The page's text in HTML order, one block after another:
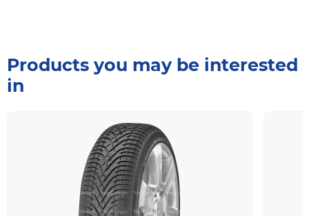
Products you may be interested
in